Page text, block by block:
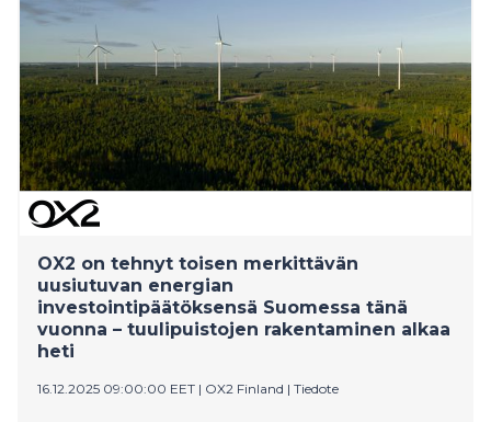
OX2 on tehnyt toisen merkittävän
uusiutuvan energian
investointipäätöksensä Suomessa tänä
vuonna – tuulipuistojen rakentaminen alkaa
heti
16.12.2025 09:00:00 EET | OX2 Finland | Tiedote